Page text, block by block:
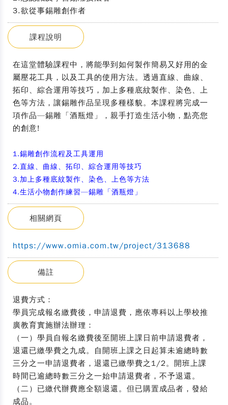
3.欲從事錫雕創作者
課程說明
在這堂體驗課程中，將能學到如何製作簡易又好用的金
屬壓花工具，以及工具的使用方法。透過直線、曲線、
拓印、綜合運用等技巧，加上多種底紋製作、染色、上
色等方法，讓錫雕作品呈現多種樣貌。本課程將完成一
項作品—錫雕「酒瓶燈」，親手打造生活小物，點亮您
的創意!
1.錫雕創作流程及工具運用
2.直線、曲線、拓印、綜合運用等技巧
3.加上多種底紋製作、染色、上色等方法
4.生活小物創作練習—錫雕「酒瓶燈」
相關網頁
https://www.omia.com.tw/project/313688
備註
退費方式：
學員完成報名繳費後，申請退費，應依專科以上學校推
廣教育實施辦法辦理：
（一）學員自報名繳費後至開班上課日前申請退費者，
退還已繳學費之九成。自開班上課之日起算未逾總時數
三分之一申請退費者，退還已繳學費之1/2。開班上課
時間已逾總時數三分之一始申請退費者，不予退還。
（二）已繳代辦費應全額退還。但已購置成品者，發給
成品。